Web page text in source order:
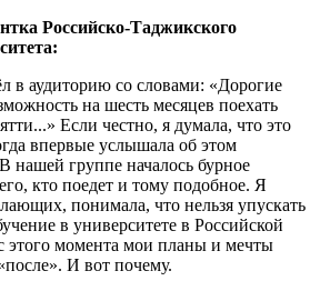
Российско-Таджикского
в аудиторию со словами: «Дорогие
на шесть месяцев поехать
Если честно, я думала, что это
впервые услышала об этом
нашей группе началось бурное
кто поедет и тому подобное. Я
понимала, что нельзя упускать
в университете в Российской
момента мои планы и мечты
И вот почему.